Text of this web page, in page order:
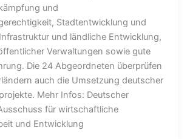
und
Stadtentwicklung und
und ländliche Entwicklung,
Verwaltungen sowie gute
Die 24 Abgeordneten überprüfen
auch die Umsetzung deutscher
Mehr Infos: Deutscher
für wirtschaftliche
und Entwicklung